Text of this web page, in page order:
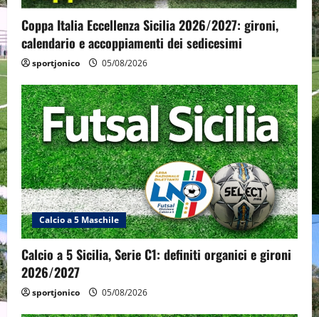
Coppa Italia Eccellenza Sicilia 2026/2027: gironi,
calendario e accoppiamenti dei sedicesimi
sportjonico 05/08/2026
Calcio a 5 Maschile
Calcio a 5 Sicilia, Serie C1: definiti organici e gironi
2026/2027
sportjonico 05/08/2026